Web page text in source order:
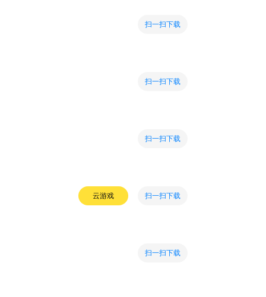
扫一扫下载
扫一扫下载
扫一扫下载
云游戏 扫一扫下载
扫一扫下载